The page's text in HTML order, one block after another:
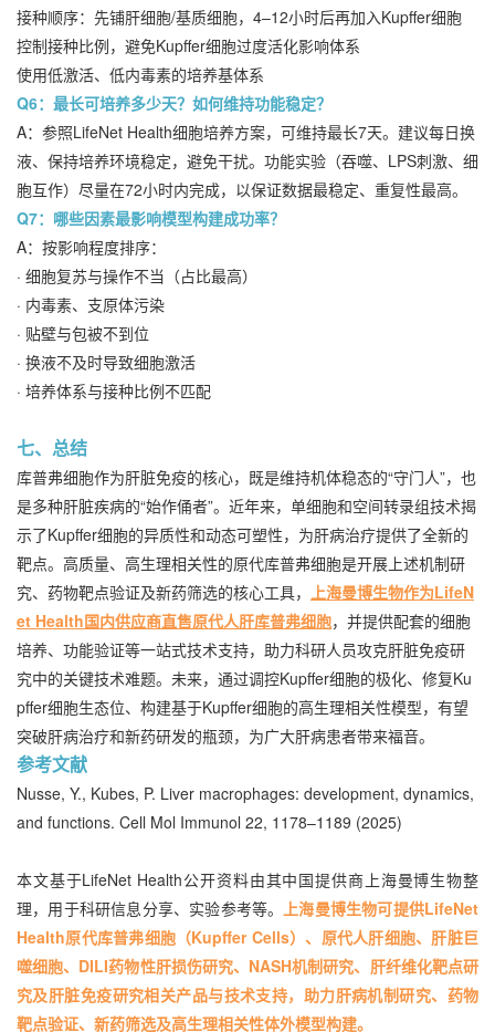
接种顺序：先铺肝细胞/基质细胞，4–12小时后再加入Kupffer细胞
控制接种比例，避免Kupffer细胞过度活化影响体系
使用低激活、低内毒素的培养基体系
Q6：最长可培养多少天？如何维持功能稳定？
A：参照LifeNet Health细胞培养方案，可维持最长7天。建议每日换
液、保持培养环境稳定，避免干扰。功能实验（吞噬、LPS刺激、细
胞互作）尽量在72小时内完成，以保证数据最稳定、重复性最高。
Q7：哪些因素最影响模型构建成功率？
A：按影响程度排序：
· 细胞复苏与操作不当（占比最高）
· 内毒素、支原体污染
· 贴壁与包被不到位
· 换液不及时导致细胞激活
· 培养体系与接种比例不匹配
七、总结
库普弗细胞作为肝脏免疫的核心，既是维持机体稳态的“守门人”，也
是多种肝脏疾病的“始作俑者”。近年来，单细胞和空间转录组技术揭
示了Kupffer细胞的异质性和动态可塑性，为肝病治疗提供了全新的
靶点。高质量、高生理相关性的原代库普弗细胞是开展上述机制研
究、药物靶点验证及新药筛选的核心工具，
上海曼博生物作为LifeN
et Health国内供应商直售原代人肝库普弗细胞，并提供配套的细胞
培养、功能验证等一站式技术支持，助力科研人员攻克肝脏免疫研
究中的关键技术难题。未来，通过调控Kupffer细胞的极化、修复Ku
pffer细胞生态位、构建基于Kupffer细胞的高生理相关性模型，有望
突破肝病治疗和新药研发的瓶颈，为广大肝病患者带来福音。
参考文献
Nusse, Y., Kubes, P. Liver macrophages: development, dynamics,
and functions. Cell Mol Immunol 22, 1178–1189 (2025)
本文基于LifeNet Health公开资料由其中国提供商上海曼博生物整
理，用于科研信息分享、实验参考等。
上海曼博生物可提供LifeNet
Health原代库普弗细胞（Kupffer Cells）、原代人肝细胞、肝脏巨
噬细胞、DILI药物性肝损伤研究、NASH机制研究、肝纤维化靶点研
究及肝脏免疫研究相关产品与技术支持，助力肝病机制研究、药物
靶点验证、新药筛选及高生理相关性体外模型构建。